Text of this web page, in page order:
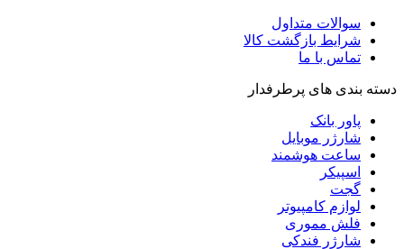
سوالات متداول
شرایط بازگشت کالا
تماس با ما
دسته بندی های پرطرفدار
پاور بانک
شارژر موبایل
ساعت هوشمند
اسپیکر
گجت
لوازم کامپیوتر
فلش مموری
شارژر فندکی